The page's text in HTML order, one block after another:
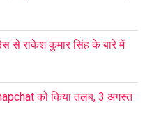
से राकेश कुमार सिंह के बारे में
को किया तलब, 3 अगस्त